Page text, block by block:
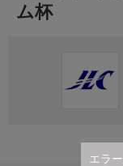
エラー
ム杯